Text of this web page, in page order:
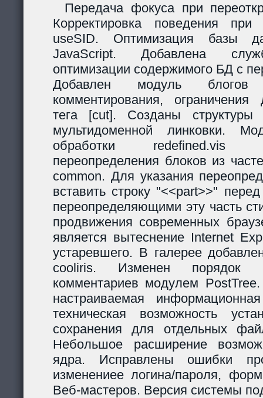
Передача фокуса при
Корректировка поведения
useSID. Оптимизация базы
JavaScript. Добавлена
оптимизации содержимого БД с
Добавлен модуль
комментирования, ограничения
тега [cut]. Созданы
мультидоменной линковки.
обработки redefined.vis
переопределения блоков из
common. Для указания
вставить строку "<<part>>"
переопределяющими эту часть
продвижения современных
является вытеснение Internet
устаревшего. В галерее
cooliris. Изменен порядок
комментариев модулем
настраиваемая
техническая возможность
сохранения для отдельных
Небольшое расширение
ядра. Исправлены ошибки
изменениее логина/пароля,
Веб-мастеров. Версия системы